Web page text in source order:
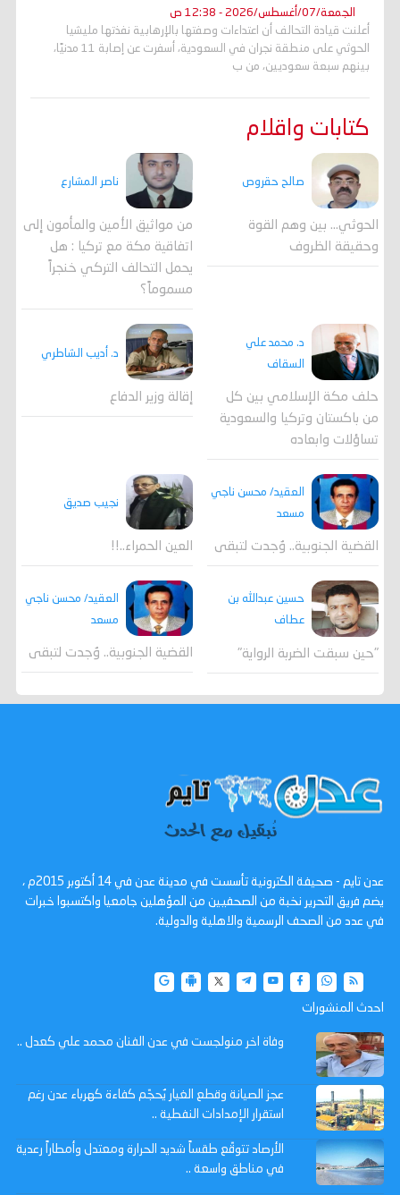
الجمعة/07/أغسطس/2026 - 12:38 ص
أعلنت قيادة التحالف أن اعتداءات وصفتها بالإرهابية نفذتها مليشيا
الحوثي على منطقة نجران في السعودية، أسفرت عن إصابة 11 مدنيًا،
بينهم سبعة سعوديين، من ب
كتابات واقلام
صالح حقروص
الحوثي... بين وهم القوة
وحقيقة الظروف
ناصر المشارع
من مواثيق الأمين والمأمون إلى
اتفاقية مكة مع تركيا : هل
يحمل التحالف التركي خنجراً
مسموماً؟
د. محمد علي
السقاف
حلف مكة الإسلامي بين كل
من باكستان وتركيا والسعودية
تساؤلات وابعاده
د. أديب الشاطري
إقالة وزير الدفاع
العقيد/ محسن ناجي
مسعد
القضية الجنوبية.. وُجدت لتبقى
نجيب صديق
العين الحمراء..!!
حسين عبدالله بن
عطاف
"حين سبقت الضربة الرواية"
العقيد/ محسن ناجي
مسعد
القضية الجنوبية.. وُجدت لتبقى
عدن تايم - صحيفة الكترونية تأسست في مدينة عدن في 14 أكتوبر 2015م ،
يضم فريق التحرير نخبة من الصحفيين من المؤهلين جامعيا واكتسبوا خبرات
في عدد من الصحف الرسمية والاهلية والدولية.
احدث المنشورات
وفاة اخر منولجست في عدن الفنان محمد علي كعدل ..
عجز الصيانة وقطع الغيار يُحجّم كفاءة كهرباء عدن رغم
استقرار الإمدادات النفطية ..
الأرصاد تتوقّع طقساً شديد الحرارة ومعتدل وأمطاراً رعدية
في مناطق واسعة ..